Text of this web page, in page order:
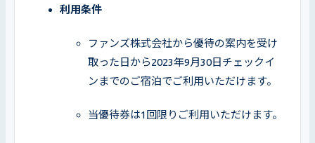
利用条件
ファンズ株式会社から優待の案内を受け
取った日から2023年9月30日チェックイ
ンまでのご宿泊でご利用いただけます。
当優待券は1回限りご利用いただけます。